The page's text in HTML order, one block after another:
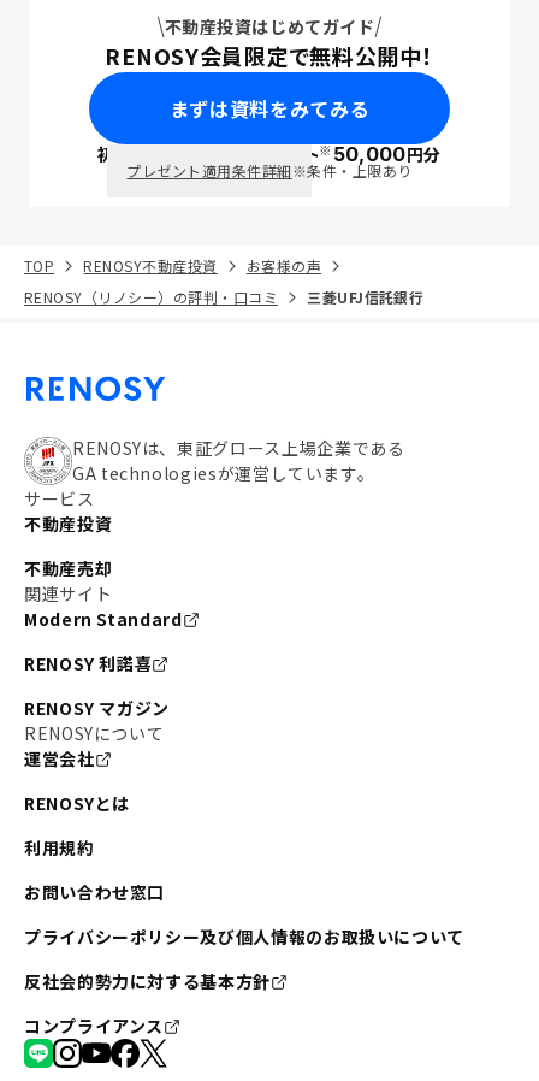
不動産投資はじめてガイド
RENOSY会員限定で無料公開中！
まずは資料をみてみる
初回面談で ポイント※50,000円分
プレゼント適用条件詳細※条件・上限あり
TOP RENOSY不動産投資
お客様の声
RENOSY（リノシー）の評判・口コミ
三菱UFJ信託銀行
RENOSYは、東証グロース上場企業である
GA technologiesが運営しています。
サービス
不動産投資
不動産売却
関連サイト
Modern Standard
RENOSY 利諾喜
RENOSY マガジン
RENOSYについて
運営会社
RENOSYとは
利用規約
お問い合わせ窓口
プライバシーポリシー及び個人情報のお取扱いについて
反社会的勢力に対する基本方針
コンプライアンス